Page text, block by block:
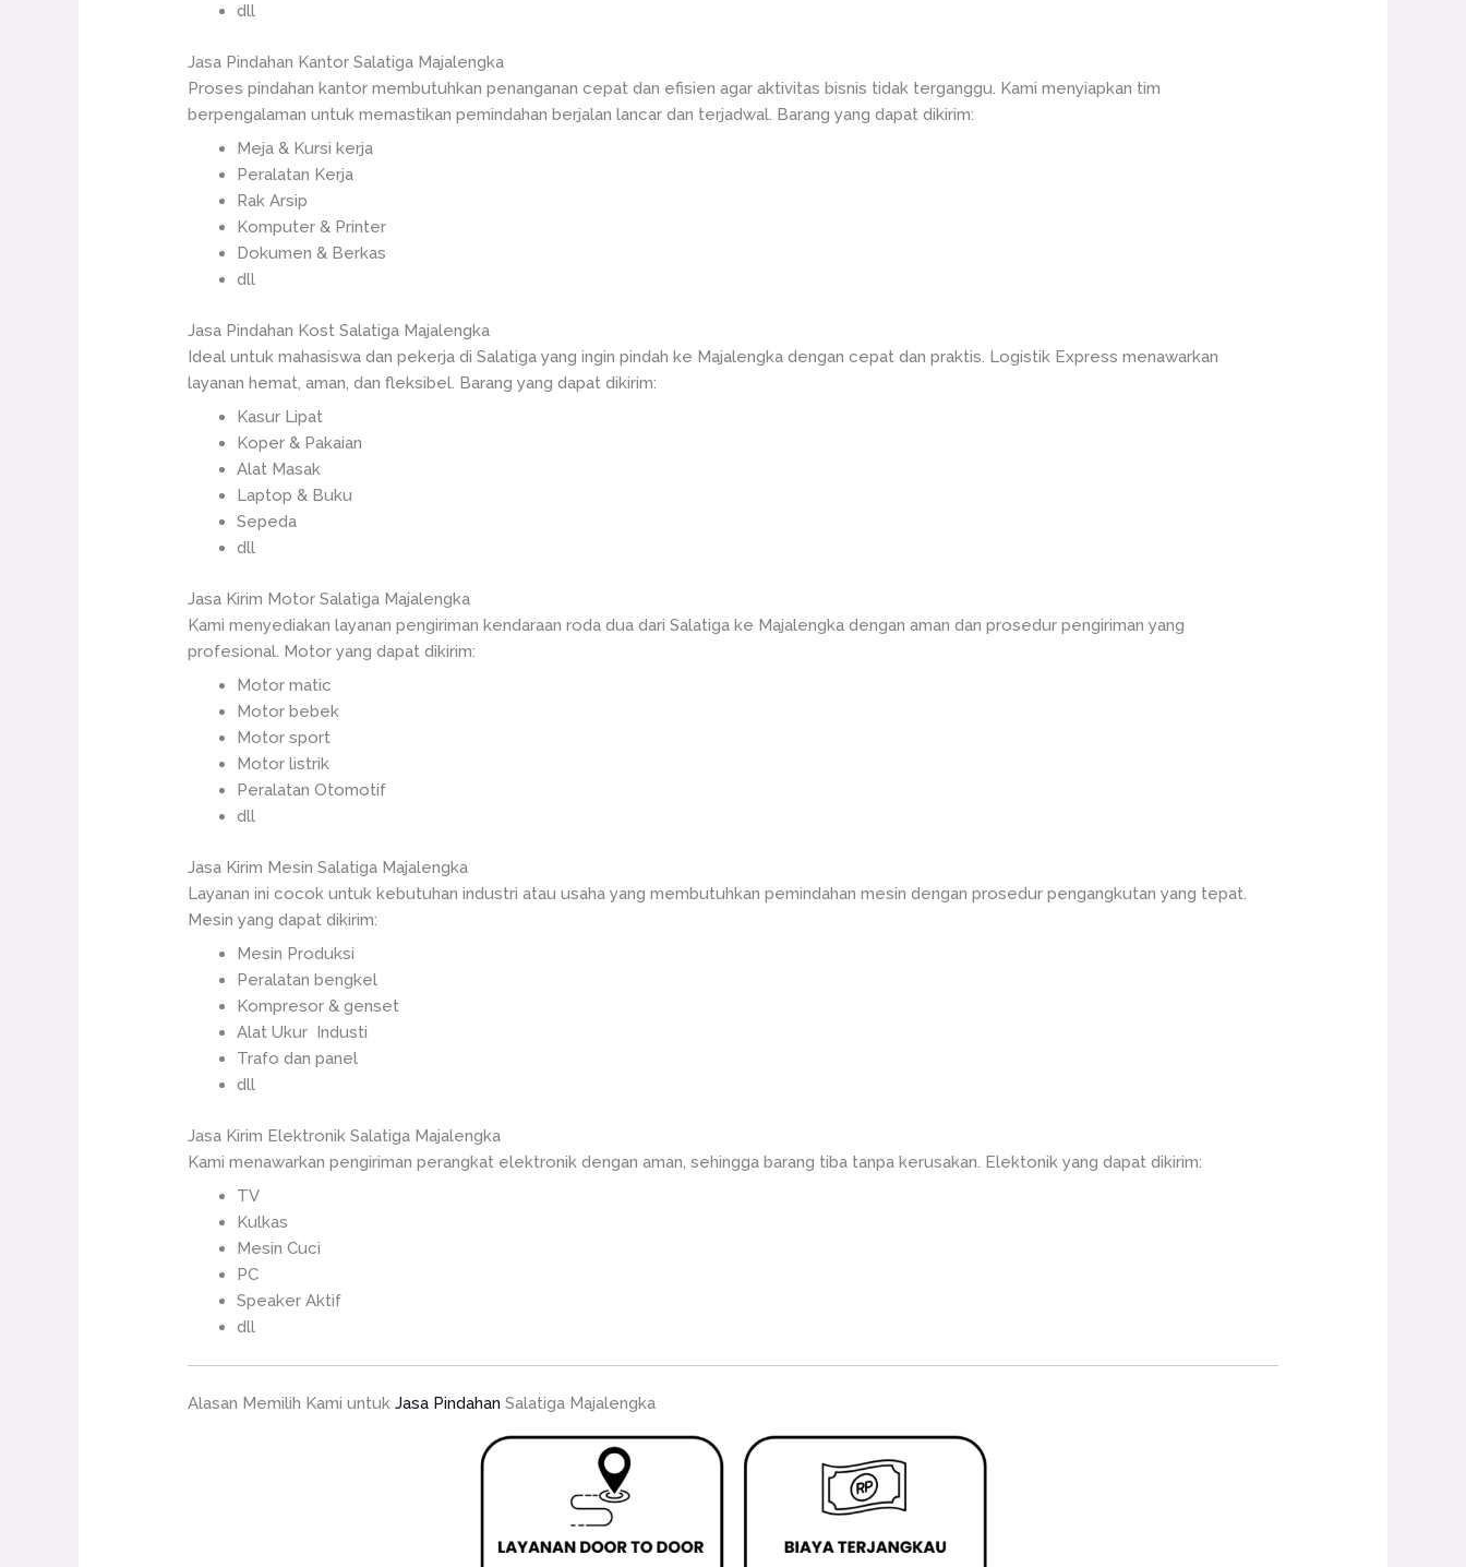
dll
Jasa Pindahan Kantor Salatiga Majalengka
Proses pindahan kantor membutuhkan penanganan cepat dan efisien agar aktivitas bisnis tidak terganggu. Kami menyiapkan tim
berpengalaman untuk memastikan pemindahan berjalan lancar dan terjadwal. Barang yang dapat dikirim:
Meja & Kursi kerja
Peralatan Kerja
Rak Arsip
Komputer & Printer
Dokumen & Berkas
dll
Jasa Pindahan Kost Salatiga Majalengka
Ideal untuk mahasiswa dan pekerja di Salatiga yang ingin pindah ke Majalengka dengan cepat dan praktis. Logistik Express menawarkan
layanan hemat, aman, dan fleksibel. Barang yang dapat dikirim:
Kasur Lipat
Koper & Pakaian
Alat Masak
Laptop & Buku
Sepeda
dll
Jasa Kirim Motor Salatiga Majalengka
Kami menyediakan layanan pengiriman kendaraan roda dua dari Salatiga ke Majalengka dengan aman dan prosedur pengiriman yang
profesional. Motor yang dapat dikirim:
Motor matic
Motor bebek
Motor sport
Motor listrik
Peralatan Otomotif
dll
Jasa Kirim Mesin Salatiga Majalengka
Layanan ini cocok untuk kebutuhan industri atau usaha yang membutuhkan pemindahan mesin dengan prosedur pengangkutan yang tepat.
Mesin yang dapat dikirim:
Mesin Produksi
Peralatan bengkel
Kompresor & genset
Alat Ukur Industi
Trafo dan panel
dll
Jasa Kirim Elektronik Salatiga Majalengka
Kami menawarkan pengiriman perangkat elektronik dengan aman, sehingga barang tiba tanpa kerusakan. Elektonik yang dapat dikirim:
TV
Kulkas
Mesin Cuci
PC
Speaker Aktif
dll
Alasan Memilih Kami untukJasa Pindahan Salatiga Majalengka